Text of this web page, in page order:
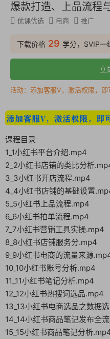
爆款打造、上品流程
优课优选 电商 推广
下载价格 29 学分，SVIP—
立
活动：添加客服V，激活权限，
课程目录
1_1小红书平台介绍.mp4
2_2小红书店铺的类比分析
3_3小红书开店流程.mp4
4_4小红书店铺的基础设置
5_5小红书上品流程.mp4
6_6小红书拍单流程.mp4
7_7小红书营销工具实操.mp4
8_8小红书店铺服务分.mp4
9_9小红书电商的流量来源
10_10小红书账号分析.mp4
11_11小红书笔记分析.mp4
12_12小红书热搜词选品.mp4
13_13小红书电商选品之数据
14_14小红书商品笔记发布全
15_15小红书商品笔记分析